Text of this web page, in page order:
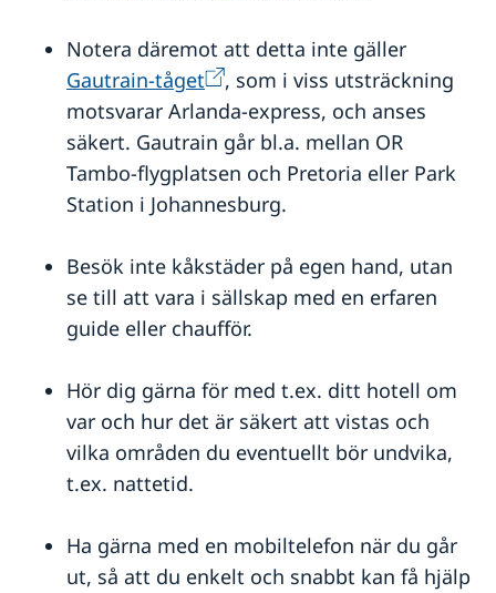
Notera däremot att detta inte gäller
Gautrain-tåget
, som i viss utsträckning
motsvarar Arlanda-express, och anses
säkert. Gautrain går bl.a. mellan OR
Tambo-flygplatsen och Pretoria eller Park
Station i Johannesburg.
Besök inte kåkstäder på egen hand, utan
se till att vara i sällskap med en erfaren
guide eller chaufför.
Hör dig gärna för med t.ex. ditt hotell om
var och hur det är säkert att vistas och
vilka områden du eventuellt bör undvika,
t.ex. nattetid.
Ha gärna med en mobiltelefon när du går
ut, så att du enkelt och snabbt kan få hjälp